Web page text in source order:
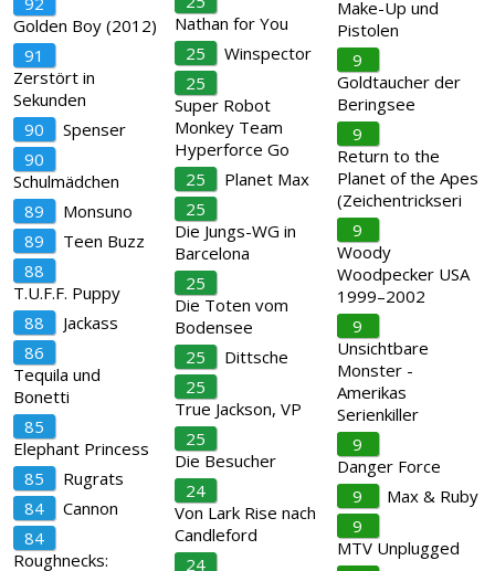
Golden Boy (2012)
91
Zerstört in
Sekunden
90
Spenser
90
Schulmädchen
89
Monsuno
89
Teen Buzz
88
T.U.F.F. Puppy
88
Jackass
86
Tequila und
Bonetti
85
Elephant Princess
85
Rugrats
84
Cannon
84
Roughnecks:
Nathan for You
25
Winspector
25
Super Robot
Monkey Team
Hyperforce Go
25
Planet Max
25
Die Jungs-WG in
Barcelona
25
Die Toten vom
Bodensee
25
Dittsche
25
True Jackson, VP
25
Die Besucher
24
Von Lark Rise nach
Candleford
24
Make-Up und
Pistolen
9
Goldtaucher der
Beringsee
9
Return to the
Planet of the Apes
(Zeichentrickseri
9
Woody
Woodpecker USA
1999–2002
9
Unsichtbare
Monster -
Amerikas
Serienkiller
9
Danger Force
9
Max & Ruby
9
MTV Unplugged